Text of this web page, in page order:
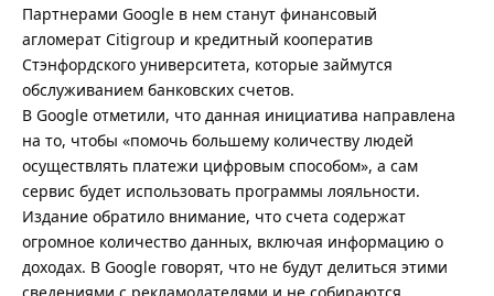
Партнерами Google в нем станут финансовый
агломерат Citigroup и кредитный кооператив
Стэнфордского университета, которые займутся
обслуживанием банковских счетов.
В Google отметили, что данная инициатива направлена
на то, чтобы «помочь большему количеству людей
осуществлять платежи цифровым способом», а сам
сервис будет использовать программы лояльности.
Издание обратило внимание, что счета содержат
огромное количество данных, включая информацию о
доходах. В Google говорят, что не будут делиться этими
сведениями с рекламодателями и не собираются